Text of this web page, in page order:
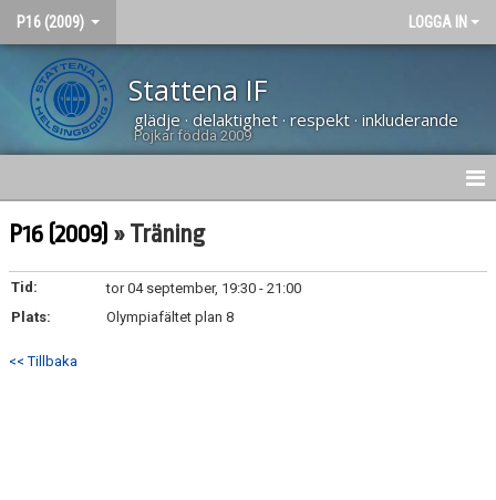
P16 (2009) LOGGA IN
Stattena IF
glädje · delaktighet · respekt · inkluderande
Pojkar födda 2009
HEM
NYHETER
BILDGALLERI
KONTAKT
P16 (2009) » Träning
Tid:
tor 04 september, 19:30 - 21:00
Plats:
Olympiafältet plan 8
<< Tillbaka